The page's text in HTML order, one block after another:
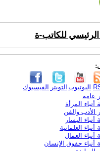
الرئيسي للكاتب-ة
الفيسبوك التويتر اليوتيوب
عامة
أنباء المرأة
الأدب والفن
أنباء اليسار
أنباء العلمانية
أنباء العمال
أنباء حقوق الإنسان